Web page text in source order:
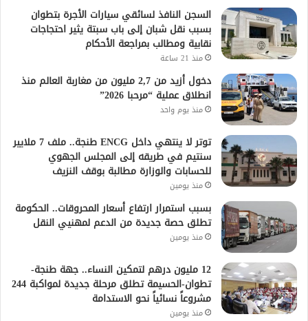
السجن النافذ لسائقي سيارات الأجرة بتطوان
بسبب نقل شبان إلى باب سبتة يثير احتجاجات
نقابية ومطالب بمراجعة الأحكام
منذ 21 ساعة
دخول أزيد من 2,7 مليون من مغاربة العالم منذ
انطلاق عملية “مرحبا 2026”
منذ يوم واحد
توتر لا ينتهي داخل ENCG طنجة.. ملف 7 ملايير
سنتيم في طريقه إلى المجلس الجهوي
للحسابات والوزارة مطالبة بوقف النزيف
منذ يومين
بسبب استمرار ارتفاع أسعار المحروقات.. الحكومة
تطلق حصة جديدة من الدعم لمهنيي النقل
منذ يومين
12 مليون درهم لتمكين النساء.. جهة طنجة-
تطوان-الحسيمة تطلق مرحلة جديدة لمواكبة 244
مشروعاً نسائياً نحو الاستدامة
منذ يومين